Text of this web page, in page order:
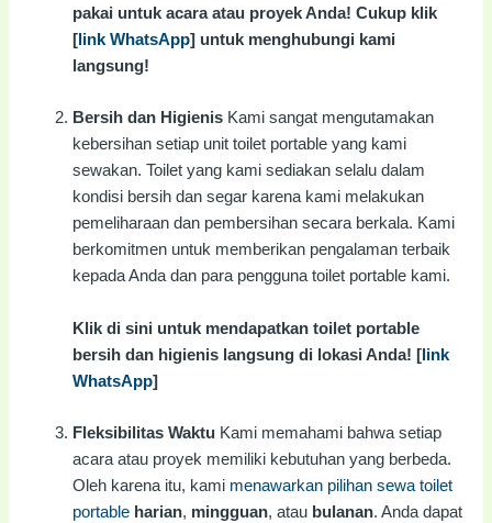
pakai untuk acara atau proyek Anda! Cukup klik
[ link WhatsApp] untuk menghubungi kami
langsung!
Bersih dan Higienis Kami sangat mengutamakan
kebersihan setiap unit toilet portable yang kami
sewakan. Toilet yang kami sediakan selalu dalam
kondisi bersih dan segar karena kami melakukan
pemeliharaan dan pembersihan secara berkala. Kami
berkomitmen untuk memberikan pengalaman terbaik
kepada Anda dan para pengguna toilet portable kami.
Klik di sini untuk mendapatkan toilet portable
bersih dan higienis langsung di lokasi Anda! [ link
WhatsApp]
Fleksibilitas Waktu Kami memahami bahwa setiap
acara atau proyek memiliki kebutuhan yang berbeda.
Oleh karena itu, kami menawarkan pilihan sewa toilet
portable harian, mingguan, atau bulanan. Anda dapat